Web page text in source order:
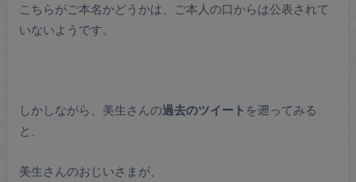
こちらがご本名かどうかは、ご本人の口からは公表されて
いないようです。
しかしながら、美生さんの過去のツイート を遡ってみる
と、
美生さんのおじいさまが、